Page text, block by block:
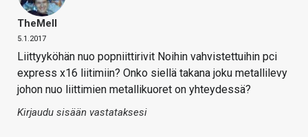
TheMeII
5.1.2017
Liittyyköhän nuo popniittirivit Noihin vahvistettuihin pci
express x16 liitimiin? Onko siellä takana joku metallilevy
johon nuo liittimien metallikuoret on yhteydessä?
Kirjaudu sisään vastataksesi